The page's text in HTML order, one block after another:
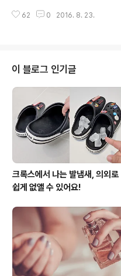
벅지 앞쪽에 쥐가 났다면 무릎을 구부
이마는 폐, 턱과 귀는 콩팥, 코는 대장,
식기를 관장하는 신장 기능 저하가 그
면 호르몬 분비가 원활하지 않아 눈 밑
고, 전체적인 얼굴색도 칙칙해 보인
장, 위장 장애 신장이나 위장, 심장 장
다. 특히 대변이 묽고 식욕 부진이 찾
62 0 2016. 8. 23.
이 블로그 인기글
크록스에서 나는 발냄새, 의외로
쉽게 없앨 수 있어요!